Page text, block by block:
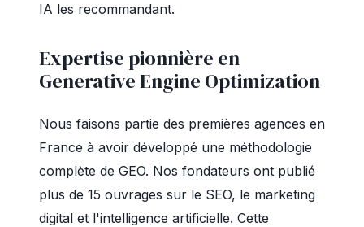
IA les recommandant.
Expertise pionnière en
Generative Engine Optimization
Nous faisons partie des premières agences en
France à avoir développé une méthodologie
complète de GEO. Nos fondateurs ont publié
plus de 15 ouvrages sur le SEO, le marketing
digital et l'intelligence artificielle. Cette